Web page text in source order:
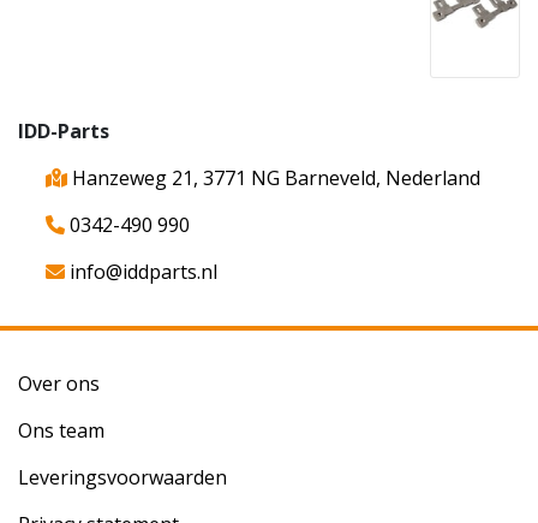
IDD-Parts
Hanzeweg 21, 3771 NG Barneveld, Nederland
0342-490 990
info@iddparts.nl
Over ons
Ons team
Leveringsvoorwaarden